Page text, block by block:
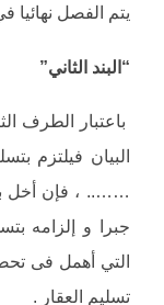
يتم الفصل
“البند الثاني”
باعتبار الطرف
البيان فيلتزم
…….. ، فإن أخل
جبرا و إلزامه
التي أهمل فى
تسليم العقار .